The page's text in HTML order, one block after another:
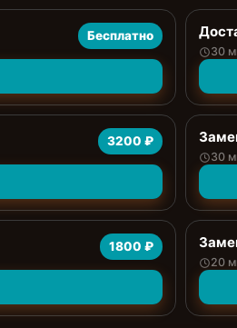
Бесплатно
30
3200 ₽
30
1800 ₽
20